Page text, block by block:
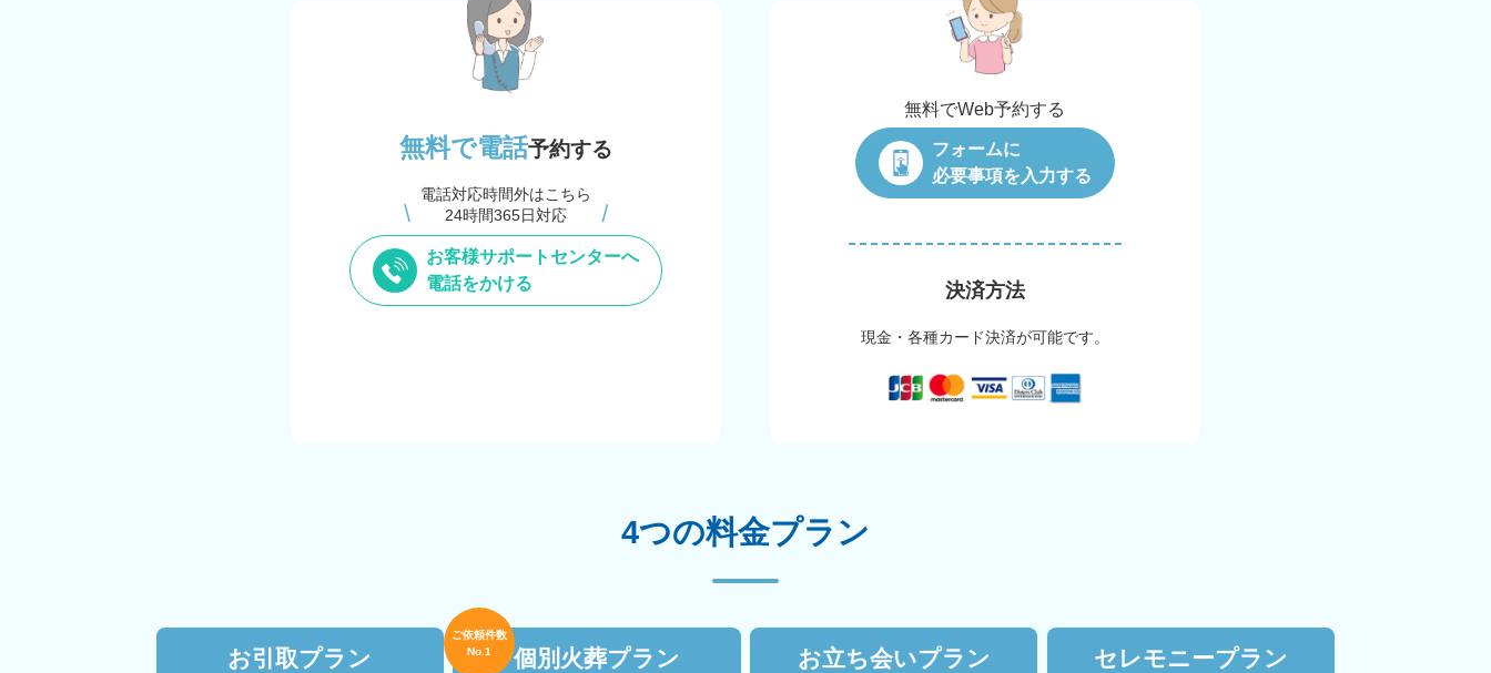
無料で電話予約する
電話対応時間外はこちら
24時間365日対応
お客様サポートセンターへ
電話をかける
無料でWeb予約する
フォームに
必要事項を入力する
決済方法
現金・各種カード決済が可能です。
4つの料金プラン
お引取プラン 個別火葬プラン
ご依頼件数
No.1
お立ち会いプラン セレモニープラン